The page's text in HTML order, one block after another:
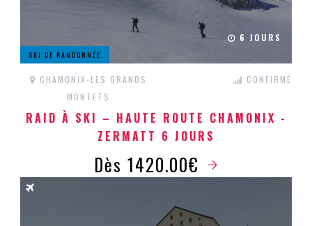
6 JOURS
SKI DE RANDONNÉE
CHAMONIX-LES GRANDS
MONTETS
CONFIRMÉ
RAID À SKI – HAUTE ROUTE CHAMONIX -
ZERMATT 6 JOURS
Dès 1420.00€